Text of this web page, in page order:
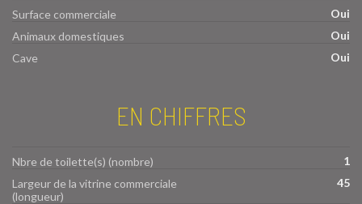
Surface commerciale
Oui
Animaux domestiques
Oui
Cave
Oui
EN CHIFFRES
Nbre de toilette(s) (nombre)
1
Largeur de la vitrine commerciale
(longueur)
45